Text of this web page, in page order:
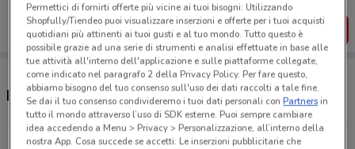
SCARICA L’APP
Negozi Melby a Melilli
Via Tisia, 105 Siracusa
Permettici di fornirti offerte più vicine ai tuoi bisogni: Utilizzando
Shopfully/Tiendeo puoi visualizzare inserzioni e offerte per i tuoi acquisti
quotidiani più attinenti ai tuoi gusti e al tuo mondo. Tutto questo è
possibile grazie ad una serie di strumenti e analisi effettuate in base alle
tue attività all'interno dell'applicazione e sulle piattaforme collegate,
come indicato nel paragrafo 2 della Privacy Policy. Per fare questo,
abbiamo bisogno del tuo consenso sull'uso dei dati raccolti a tale fine.
Se dai il tuo consenso condivideremo i tuoi dati personali conPartnersin
tutto il mondo attraverso l’uso di SDK esterne. Puoi sempre cambiare
idea accedendo a Menu > Privacy > Personalizzazione, all’interno della
nostra App. Cosa succede se accetti: Le inserzioni pubblicitarie che